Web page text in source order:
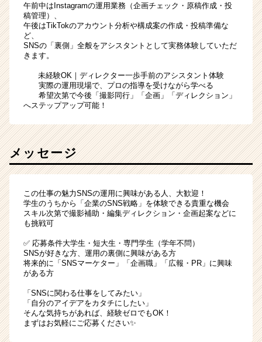
午前中はInstagramの運用業務（企画チェック・原稿作成・投
稿管理）、
午後はTikTokのアカウント分析や構成案の作成・投稿準備な
ど、
SNSの「裏側」全般をアシスタントとして実務体験していただ
きます。
未経験OK｜ディレクター一歩手前のアシスタント体験
実際の運用現場で、プロの指導を受けながら学べる
希望次第で今後「撮影同行」「企画」「ディレクション」
へステップアップ可能！
メッセージ
この仕事の魅力SNSの運用に興味がある人、大歓迎！
学生のうちから「企業のSNS戦略」を体験できる貴重な機会
スキル次第で撮影補助・編集ディレクション・企画起案などに
も挑戦可
✅ 応募条件大学生・短大生・専門学生（学年不問）
SNSが好きな方、運用の裏側に興味がある方
将来的に「SNSマーケター」「企画職」「広報・PR」に興味
がある方
「SNSに関わる仕事をしてみたい」
「自分のアイデアをカタチにしたい」
そんな気持ちがあれば、経験ゼロでもOK！
まずはお気軽にご応募ください✨